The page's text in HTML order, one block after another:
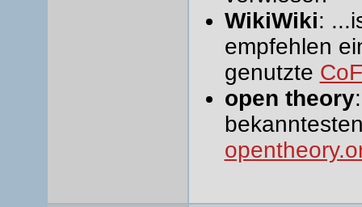
WikiWiki:
empfehlen
genutzte
open theory